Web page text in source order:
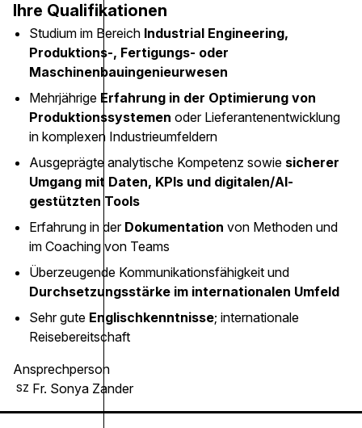
Ihre Qualifikationen
Studium im Bereich Industrial Engineering,
Produktions-, Fertigungs- oder
Maschinenbauingenieurwesen
Mehrjährige Erfahrung in der Optimierung von
Produktionssystemen oder Lieferantenentwicklung
in komplexen Industrieumfeldern
Ausgeprägte analytische Kompetenz sowie sicherer
Umgang mit Daten, KPIs und digitalen/AI-
gestützten Tools
Erfahrung in der Dokumentation von Methoden und
im Coaching von Teams
Überzeugende Kommunikationsfähigkeit und
Durchsetzungsstärke im internationalen Umfeld
Sehr gute Englischkenntnisse; internationale
Reisebereitschaft
Ansprechperson
SZ Fr. Sonya Zander